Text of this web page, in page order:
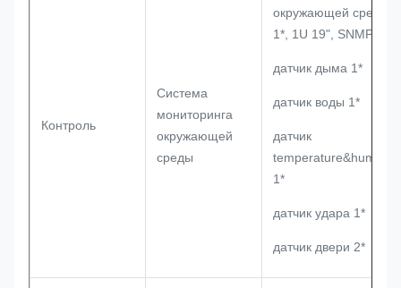
Контроль
Система
мониторинга
окружающей
среды
окружающей среды
1*, 1U 19", SNMP
датчик дыма 1*
датчик воды 1*
датчик
temperature&humidity
1*
датчик удара 1*
датчик двери 2*